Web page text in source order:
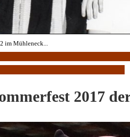
im Mühleneck...
2017